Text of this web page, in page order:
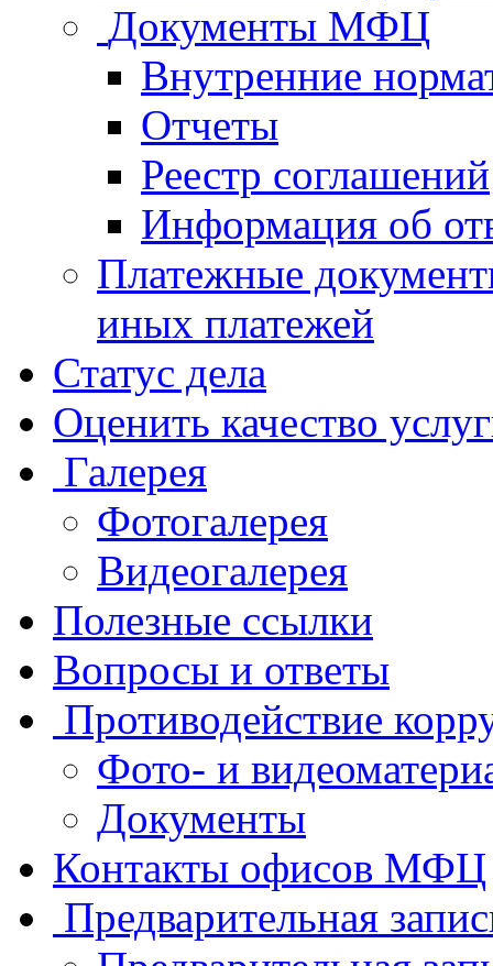
Документы МФЦ
Внутренние
Отчеты
Реестр соглашений
Информация об
Платежные
иных платежей
Статус дела
Оценить качество
Галерея
Фотогалерея
Видеогалерея
Полезные ссылки
Вопросы и ответы
Противодействие
Фото- и
Документы
Контакты офисов МФЦ
Предварительная